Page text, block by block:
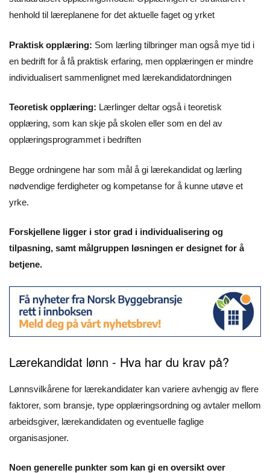
henhold til læreplanene for det aktuelle faget og yrket
Praktisk opplæring: Som lærling tilbringer man også mye tid i
en bedrift for å få praktisk erfaring, men opplæringen er mindre
individualisert sammenlignet med lærekandidatordningen
Teoretisk opplæring: Lærlinger deltar også i teoretisk
opplæring, som kan skje på skolen eller som en del av
opplæringsprogrammet i bedriften
Begge ordningene har som mål å gi lærekandidat og lærling
nødvendige ferdigheter og kompetanse for å kunne utøve et
yrke.
Forskjellene ligger i stor grad i individualisering og
tilpasning, samt målgruppen løsningen er designet for å
betjene.
Lærekandidat lønn - Hva har du krav på?
Lønnsvilkårene for lærekandidater kan variere avhengig av flere
faktorer, som bransje, type opplæringsordning og avtaler mellom
arbeidsgiver, lærekandidaten og eventuelle faglige
organisasjoner.
Noen generelle punkter som kan gi en oversikt over